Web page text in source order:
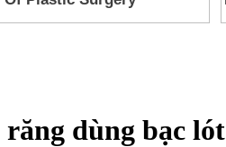
dùng bạc lót